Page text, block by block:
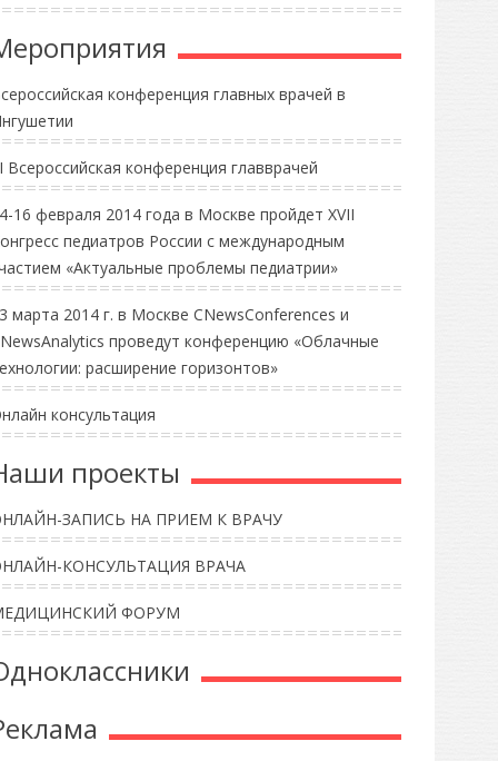
конференция главных врачей в
Всероссийская конференция главврачей
16 февраля 2014 года в Москве пройдет XVII
педиатров России с международным
«Актуальные проблемы педиатрии»
марта 2014 г. в Москве CNewsConferences и
проведут конференцию «Облачные
расширение горизонтов»
консультация
проекты
ЗАПИСЬ НА ПРИЕМ К ВРАЧУ
КОНСУЛЬТАЦИЯ ВРАЧА
ФОРУМ